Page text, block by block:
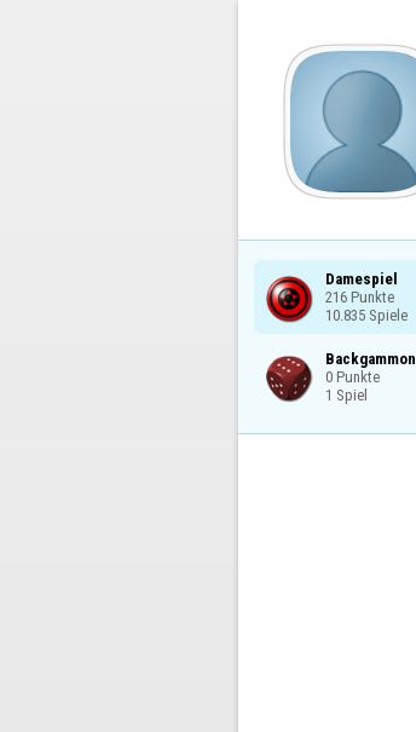
Damespiel
216 Punkte
10.835 Spiele
Backgammon
0 Punkte
1 Spiel